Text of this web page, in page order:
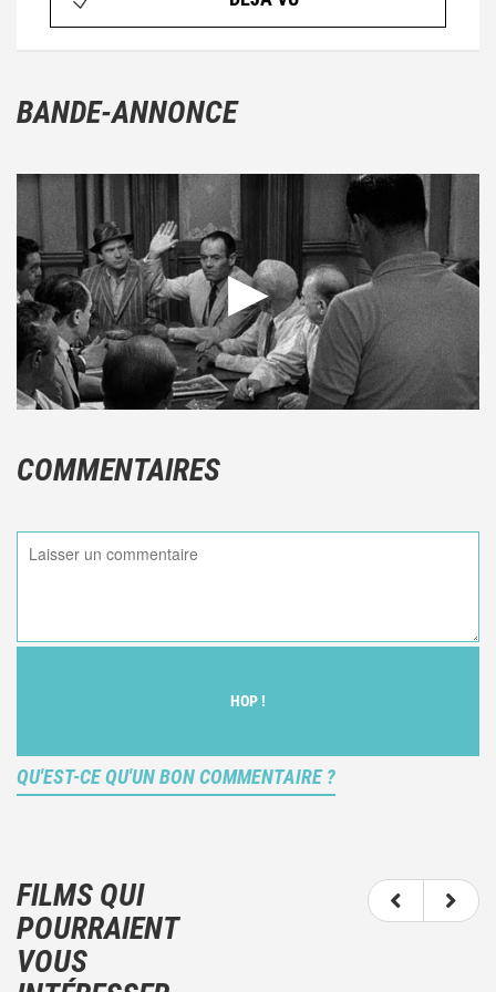
BANDE-ANNONCE
COMMENTAIRES
HOP !
QU'EST-CE QU'UN BON COMMENTAIRE ?
votre ressenti (et donc subjectif) du film.
N'hésitez pas à décrire clairement vos émotions
plutôt qu'à décrire le film.
Et, attention à ne pas dévoiler d'éléments de
FILMS QUI
POURRAIENT
VOUS